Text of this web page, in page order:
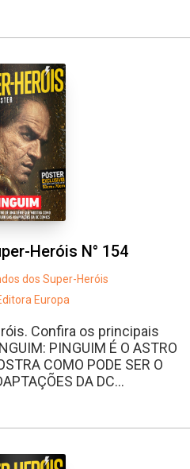
Heróis N° 154
dos Super-Heróis
Europa
Confira os principais
PINGUIM É O ASTRO
COMO PODE SER O
DA DC...